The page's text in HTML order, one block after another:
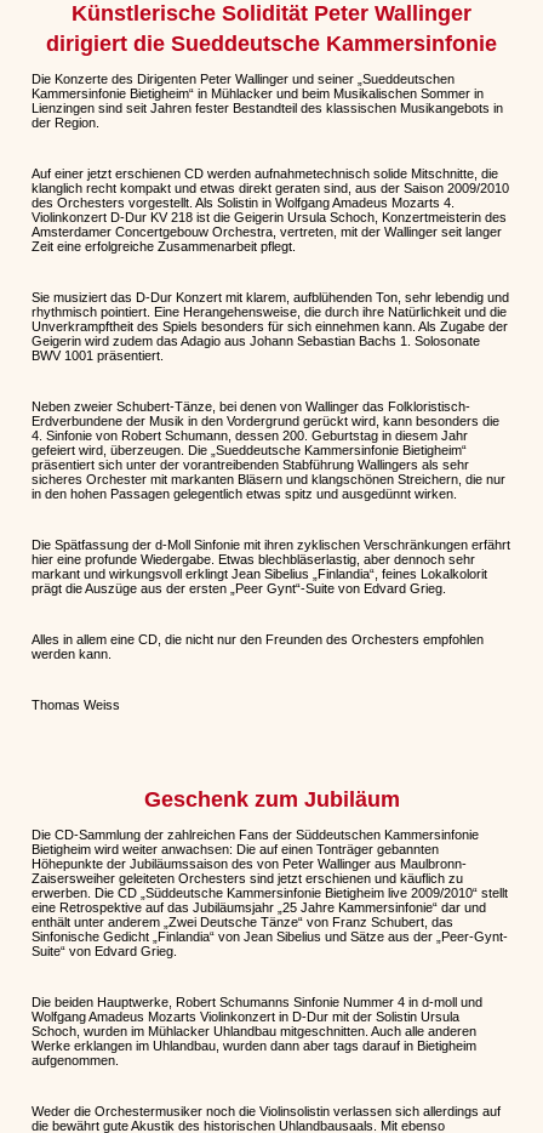
Künstlerische Solidität Peter Wallinger
dirigiert die Sueddeutsche Kammersinfonie
Die Konzerte des Dirigenten Peter Wallinger und seiner „Sueddeutschen
Kammersinfonie Bietigheim“ in Mühlacker und beim Musikalischen Sommer in
Lienzingen sind seit Jahren fester Bestandteil des klassischen Musikangebots in
der Region.
Auf einer jetzt erschienen CD werden aufnahmetechnisch solide Mitschnitte, die
klanglich recht kompakt und etwas direkt geraten sind, aus der Saison 2009/2010
des Orchesters vorgestellt. Als Solistin in Wolfgang Amadeus Mozarts 4.
Violinkonzert D-Dur KV 218 ist die Geigerin Ursula Schoch, Konzertmeisterin des
Amsterdamer Concertgebouw Orchestra, vertreten, mit der Wallinger seit langer
Zeit eine erfolgreiche Zusammenarbeit pflegt.
Sie musiziert das D-Dur Konzert mit klarem, aufblühenden Ton, sehr lebendig und
rhythmisch pointiert. Eine Herangehensweise, die durch ihre Natürlichkeit und die
Unverkrampftheit des Spiels besonders für sich einnehmen kann. Als Zugabe der
Geigerin wird zudem das Adagio aus Johann Sebastian Bachs 1. Solosonate
BWV 1001 präsentiert.
Neben zweier Schubert-Tänze, bei denen von Wallinger das Folkloristisch-
Erdverbundene der Musik in den Vordergrund gerückt wird, kann besonders die
4. Sinfonie von Robert Schumann, dessen 200. Geburtstag in diesem Jahr
gefeiert wird, überzeugen. Die „Sueddeutsche Kammersinfonie Bietigheim“
präsentiert sich unter der vorantreibenden Stabführung Wallingers als sehr
sicheres Orchester mit markanten Bläsern und klangschönen Streichern, die nur
in den hohen Passagen gelegentlich etwas spitz und ausgedünnt wirken.
Die Spätfassung der d-Moll Sinfonie mit ihren zyklischen Verschränkungen erfährt
hier eine profunde Wiedergabe. Etwas blechbläserlastig, aber dennoch sehr
markant und wirkungsvoll erklingt Jean Sibelius „Finlandia“, feines Lokalkolorit
prägt die Auszüge aus der ersten „Peer Gynt“-Suite von Edvard Grieg.
Alles in allem eine CD, die nicht nur den Freunden des Orchesters empfohlen
werden kann.
Thomas Weiss
Geschenk zum Jubiläum
Die CD-Sammlung der zahlreichen Fans der Süddeutschen Kammersinfonie
Bietigheim wird weiter anwachsen: Die auf einen Tonträger gebannten
Höhepunkte der Jubiläumssaison des von Peter Wallinger aus Maulbronn-
Zaisersweiher geleiteten Orchesters sind jetzt erschienen und käuflich zu
erwerben. Die CD „Süddeutsche Kammersinfonie Bietigheim live 2009/2010“ stellt
eine Retrospektive auf das Jubiläumsjahr „25 Jahre Kammersinfonie“ dar und
enthält unter anderem „Zwei Deutsche Tänze“ von Franz Schubert, das
Sinfonische Gedicht „Finlandia“ von Jean Sibelius und Sätze aus der „Peer-Gynt-
Suite“ von Edvard Grieg.
Die beiden Hauptwerke, Robert Schumanns Sinfonie Nummer 4 in d-moll und
Wolfgang Amadeus Mozarts Violinkonzert in D-Dur mit der Solistin Ursula
Schoch, wurden im Mühlacker Uhlandbau mitgeschnitten. Auch alle anderen
Werke erklangen im Uhlandbau, wurden dann aber tags darauf in Bietigheim
aufgenommen.
Weder die Orchestermusiker noch die Violinsolistin verlassen sich allerdings auf
die bewährt gute Akustik des historischen Uhlandbausaals. Mit ebenso